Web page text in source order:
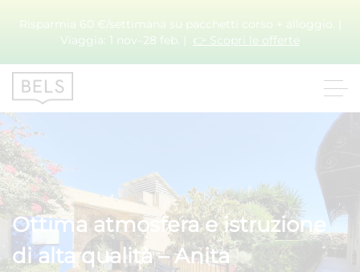
Risparmia 60 €/settimana su pacchetti corso + alloggio. |
Viaggia: 1 nov–28 feb. | 👉 Scopri le offerte
Ottima atmosfera e istruzione
di alta qualità – Anita